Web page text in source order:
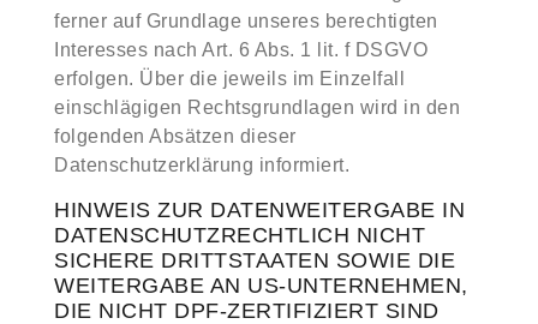
ferner auf Grundlage unseres berechtigten
Interesses nach Art. 6 Abs. 1 lit. f DSGVO
erfolgen. Über die jeweils im Einzelfall
einschlägigen Rechtsgrundlagen wird in den
folgenden Absätzen dieser
Datenschutzerklärung informiert.
HINWEIS ZUR DATENWEITERGABE IN
DATENSCHUTZRECHTLICH NICHT
SICHERE DRITTSTAATEN SOWIE DIE
WEITERGABE AN US-UNTERNEHMEN,
DIE NICHT DPF-ZERTIFIZIERT SIND